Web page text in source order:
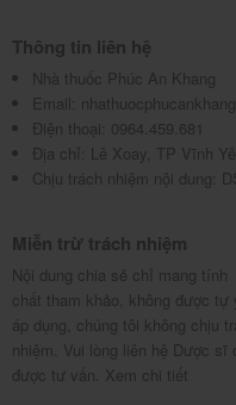
Thông tin liên hệ
Nhà thuốc Phúc An Khang
Email:
Điện thoại: 0964.459.681
Địa chỉ: Lê Xoay, TP Vĩnh
Chịu trách nhiệm nội dung:
Miễn trừ trách nhiệm
Nội dung chia sẻ chỉ mang tính
chất tham khảo, không được tự
áp dụng, chúng tôi không chịu
nhiệm. Vui lòng liên hệ Dược sĩ
được tư vấn. Xem chi tiết